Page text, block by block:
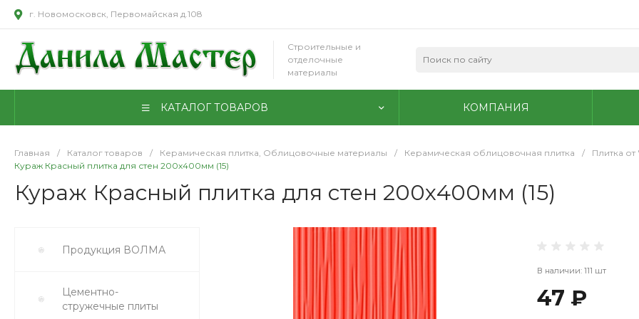
г. Новомосковск, Первомайская д.108
Строительные и
отделочные
материалы
КАТАЛОГ ТОВАРОВ КОМПАНИЯ
Главная / Каталог товаров / Керамическая плитка, Облицовочные материалы / Керамическая облицовочная плитка / Плитка
Кураж Красный плитка для стен 200х400мм (15)
Кураж Красный плитка для стен 200х400мм (15)
Продукция ВОЛМА
Цементно-
стружечные плиты
В наличии: 111 шт
47 ₽